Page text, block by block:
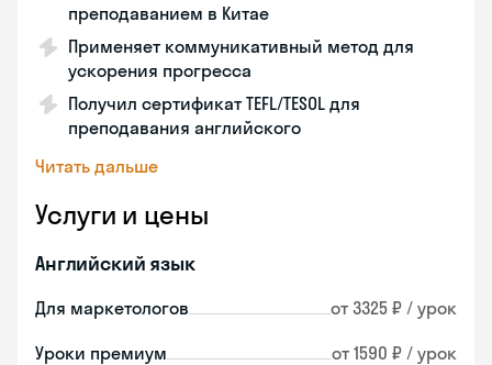
преподаванием в Китае
Применяет коммуникативный метод для
ускорения прогресса
Получил сертификат TEFL/TESOL для
преподавания английского
Читать дальше
Услуги и цены
Английский язык
Для маркетологов от 3325 ₽ / урок
Уроки премиум от 1590 ₽ / урок